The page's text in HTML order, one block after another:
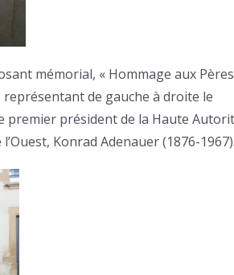
mémorial, « Hommage aux
de gauche à droite le
premier président de la Haute
Konrad Adenauer (1876-1967).